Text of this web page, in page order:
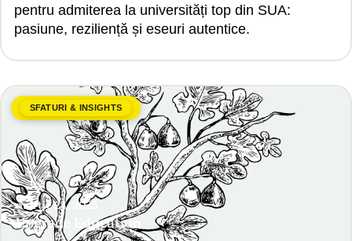
pentru admiterea la universități top din SUA:
pasiune, reziliență și eseuri autentice.
SFATURI & INSIGHTS
martie 24, 2025
Upgrade Education